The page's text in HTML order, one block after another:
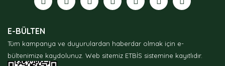
Ürün açıklamasında eksik bilgiler bulunuyor.
Ürün bilgilerinde hatalar bulunuyor.
Ürün fiyatı diğer sitelerden daha pahalı.
E-BÜLTEN
Tüm kampanya ve duyurulardan haberdar olmak için e-
bültenimize kaydolunuz. Web sitemiz ETBİS sistemine kayıtlıdır.